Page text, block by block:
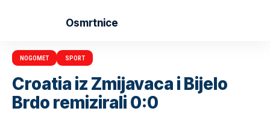
Osmrtnice
NOGOMET SPORT
Croatia iz Zmijavaca i Bijelo
Brdo remizirali 0:0